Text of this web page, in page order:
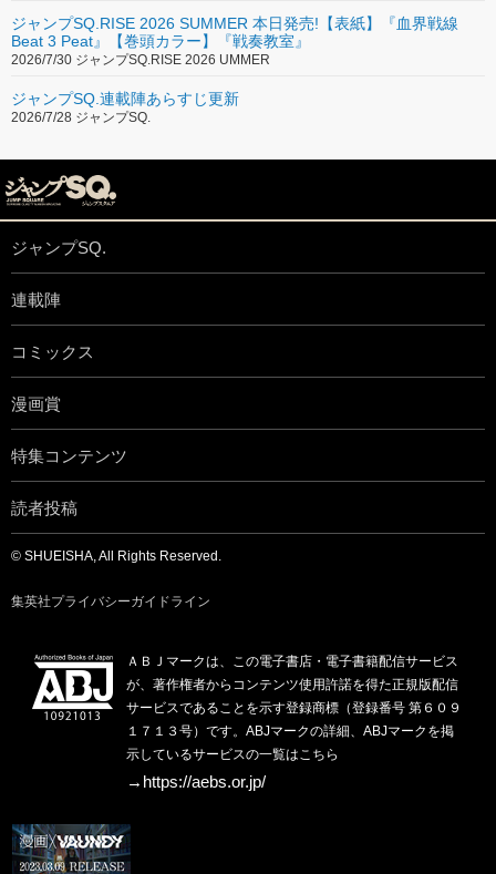
ジャンプSQ.RISE 2026 SUMMER 本日発売!【表紙】『血界戦線
Beat 3 Peat』【巻頭カラー】『戦奏教室』
2026/7/30 ジャンプSQ.RISE 2026 UMMER
ジャンプSQ.連載陣あらすじ更新
2026/7/28 ジャンプSQ.
ジャンプSQ.
連載陣
コミックス
漫画賞
特集コンテンツ
読者投稿
© SHUEISHA, All Rights Reserved.
集英社プライバシーガイドライン
ＡＢＪマークは、この電子書店・電子書籍配信サービス
が、著作権者からコンテンツ使用許諾を得た正規版配信
サービスであることを示す登録商標（登録番号 第６０９
１７１３号）です。ABJマークの詳細、ABJマークを掲
示しているサービスの一覧はこちら
→https://aebs.or.jp/